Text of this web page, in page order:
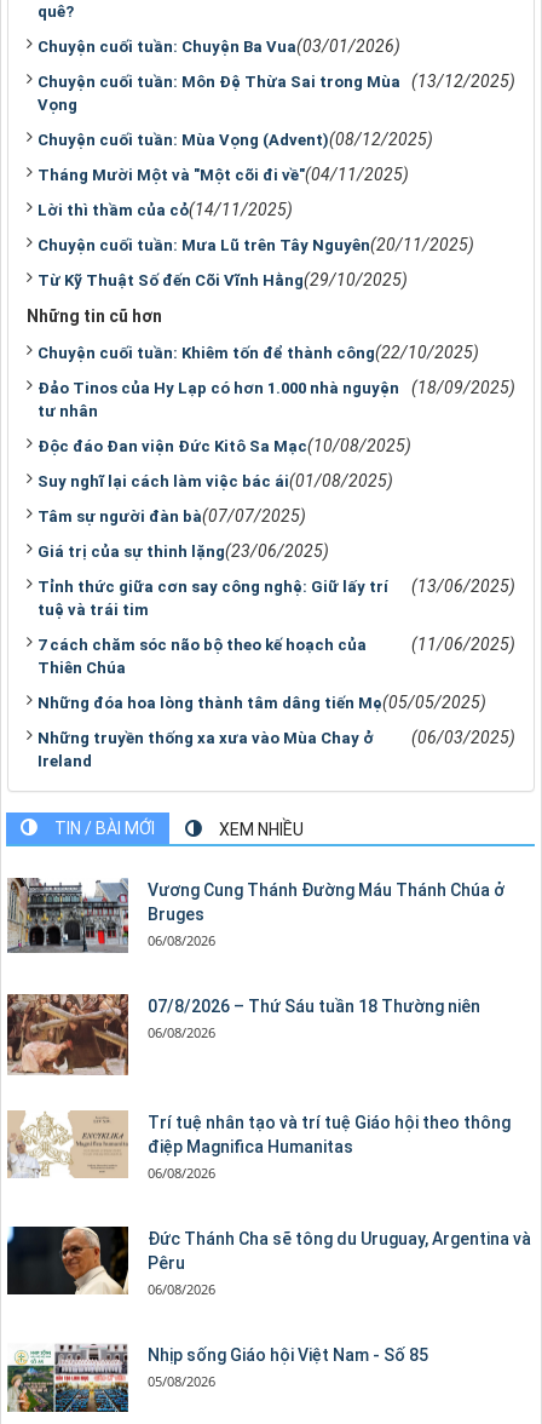
quê?
Chuyện cuối tuần: Chuyện Ba Vua(03/01/2026)
Chuyện cuối tuần: Môn Đệ Thừa Sai trong Mùa
Vọng
(13/12/2025)
Chuyện cuối tuần: Mùa Vọng (Advent)(08/12/2025)
Tháng Mười Một và "Một cõi đi về"(04/11/2025)
Lời thì thầm của cỏ(14/11/2025)
Chuyện cuối tuần: Mưa Lũ trên Tây Nguyên(20/11/2025)
Từ Kỹ Thuật Số đến Cõi Vĩnh Hằng(29/10/2025)
Những tin cũ hơn
Chuyện cuối tuần: Khiêm tốn để thành công(22/10/2025)
Đảo Tinos của Hy Lạp có hơn 1.000 nhà nguyện
tư nhân
(18/09/2025)
Ðộc đáo Ðan viện Ðức Kitô Sa Mạc(10/08/2025)
Suy nghĩ lại cách làm việc bác ái(01/08/2025)
Tâm sự người đàn bà(07/07/2025)
Giá trị của sự thinh lặng(23/06/2025)
Tỉnh thức giữa cơn say công nghệ: Giữ lấy trí
tuệ và trái tim
(13/06/2025)
7 cách chăm sóc não bộ theo kế hoạch của
Thiên Chúa
(11/06/2025)
Những đóa hoa lòng thành tâm dâng tiến Mẹ(05/05/2025)
Những truyền thống xa xưa vào Mùa Chay ở
Ireland
(06/03/2025)
TIN / BÀI MỚI XEM NHIỀU
Vương Cung Thánh Ðường Máu Thánh Chúa ở
Bruges
06/08/2026
07/8/2026 – Thứ Sáu tuần 18 Thường niên
06/08/2026
Trí tuệ nhân tạo và trí tuệ Giáo hội theo thông
điệp Magnifica Humanitas
06/08/2026
Đức Thánh Cha sẽ tông du Uruguay, Argentina và
Pêru
06/08/2026
Nhịp sống Giáo hội Việt Nam - Số 85
05/08/2026